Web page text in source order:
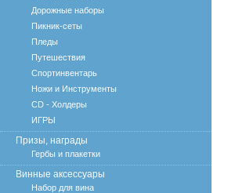
Дорожные наборы
Пикник-сеты
Пледы
Путешествия
Спортинвентарь
Ножи и Инструменты
CD - Холдеры
ИГРЫ
Призы, награды
Гербы и плакетки
Винные аксессуары
Набор для вина